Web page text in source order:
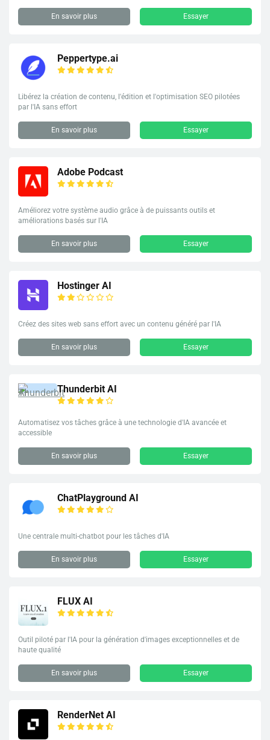
En savoir plus Essayer
Peppertype.ai
Libérez la création de contenu, l'édition et l'optimisation SEO pilotées
par l'IA sans effort
En savoir plus Essayer
Adobe Podcast
Améliorez votre système audio grâce à de puissants outils et
améliorations basés sur l'IA
En savoir plus Essayer
Hostinger AI
Créez des sites web sans effort avec un contenu généré par l'IA
En savoir plus Essayer
Thunderbit AI
Automatisez vos tâches grâce à une technologie d'IA avancée et
accessible
En savoir plus Essayer
ChatPlayground AI
Une centrale multi-chatbot pour les tâches d'IA
En savoir plus Essayer
FLUX AI
Outil piloté par l'IA pour la génération d'images exceptionnelles et de
haute qualité
En savoir plus Essayer
RenderNet AI